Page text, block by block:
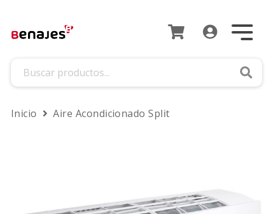
Inicio
 Aire Acondicionado Split